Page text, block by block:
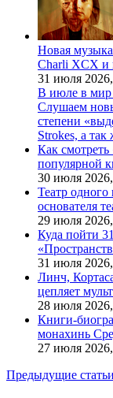
Новая
Charli XCX и
31 июля 2026,
В июле в мир
Слушаем
степени
Strokes, а
Как
популярной
30 июля 2026,
Театр одного
основателя
29 июля 2026,
Куда пойти
31 июля 2026,
Линч,
цепляет
28 июля 2026,
Книги-
монахинь
27 июля 2026,
Предыдущие статьи